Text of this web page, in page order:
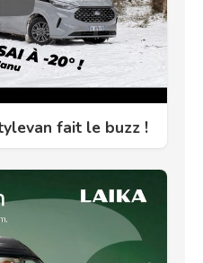
fait le buzz !